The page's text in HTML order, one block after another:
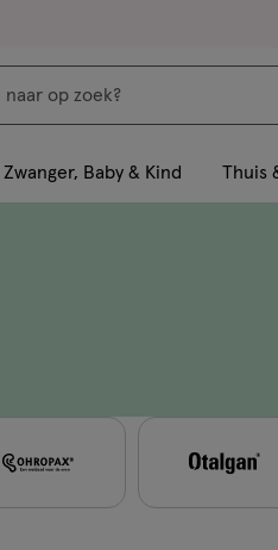
Zwanger, Baby & Kind Thuis